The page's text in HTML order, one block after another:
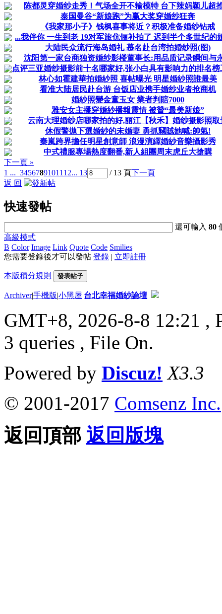
陈都灵穿婚纱走秀！气场全开不输模特 台下辣妈颖儿超
泰国曼谷“新娘跑”为赢大奖穿婚纱狂奔
《我家那小子》钱枫喜事将近？积极准备婚纱钻戒
...我伴你 一生到老 19对军旅伉俪补拍了 迟到半个多世纪的
大陆民众流行海岛婚礼 慕名赴台湾拍婚纱照(图)
沈阳第一家台商独资婚纱影楼董事长:用品质记录瞬间与
点评三亚婚纱摄影前十名哪家好,张小白具有影响力的排名榜
林心如霍建華拍婚紗照 喜帖曝光 明星婚紗照誰最美
看准大陆居民赴台游 台饭店业携手婚纱业者抢商机
婚紗照變金童玉女 業者判賠7000
雅安女主播穿婚紗播報震情 被贊“最美新娘”
云南大理婚纱店哪家拍的好,丽江【秋禾】婚纱摄影照取
休假警拋下選婚紗的未婚妻 勇抓竊賊她喊:帥氣!
秦嵐跨界擔任明星創意師 浪漫演繹婚紗音樂攝影秀
中式禮服專場熱度翻番,新人組團周末虎丘大搶購
下一頁 »
1 ... 34567891011 12... 13 / 13 頁下一頁
返 回
快速發帖
還可輸入80
高級模式
B Color Image Link Quote Code Smilies
您需要登錄後才可以發帖 登錄 | 立即註冊
本版積分規則 發表帖子
Archiver|手機版|小黑屋|台北幸福婚紗論壇
GMT+8, 2026-8-8 12:21 ,
3 queries , File On.
Powered by Discuz! X3.3
© 2001-2017 Comsenz Inc.
返回頂部 返回版塊